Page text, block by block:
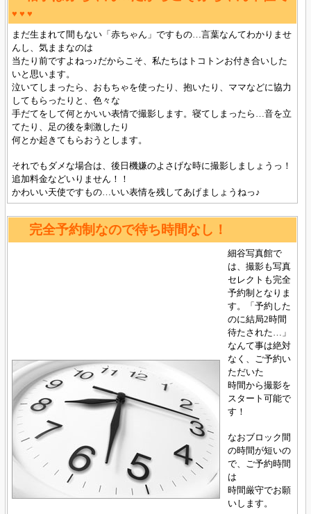
♥ ♥ ♥
まだ生まれて間もない「赤ちゃん」ですもの…言葉なんてわかりませ
んし、気ままなのは
当たり前ですよねっ♪だからこそ、私たちはトコトンお付き合いした
いと思います。
泣いてしまったら、おもちゃを使ったり、抱いたり、ママなどに協力
してもらったりと、色々な
手だてをして何とかいい表情で撮影します。寝てしまったら…音を立
てたり、足の後を刺激したり
何とか起きてもらおうとします。
それでもダメな場合は、後日機嫌のよさげな時に撮影しましょうっ！
追加料金などいりません！！
かわいい天使ですもの…いい表情を残してあげましょうねっ♪
完全予約制なので待ち時間なし！
細谷写真館で
は、撮影も写真
セレクトも完全
予約制となりま
す。「予約した
のに結局2時間
待たされた…」
なんて事は絶対
なく、ご予約い
ただいた
時間から撮影を
スタート可能で
す！
なおブロック間
の時間が短いの
で、ご予約時間
は
時間厳守でお願
いします。